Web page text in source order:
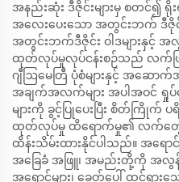
အနည်းဆုံး ဒီဇိုင်းများမှ စတင်၍
အလေးပေးသော အတွင်းဘက် ဒီဇိုင်း
အတွင်းဘက်ဒီဇိုင်း ဝါဒများနှင့်
ထုတ်လုပ်မှုလုပ်ငန်းစဉ်သည် လက်ဖြ
ဂျီဩမေတြီ ပုံစံများနှင့် အဆော
အချက်အလက်များ အပါအဝင်
များကို ခွင့်ပြုပေးပြီး စိတ်ကြိုက်
ထုတ်လုပ်မှု ထိရောက်မှု၏ လက်တွေ့က
ထိန်းသိမ်းထားနိုင်ပါသည်။ အရော
အခြေခံ အဖြူ၊ အမည်းတို့ကို အလွန်
အရောင်များ၊ ခေတ်ပေါ် ထင်ရှာ